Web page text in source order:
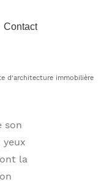
Contact
d’architecture immobilière
son
yeux
la